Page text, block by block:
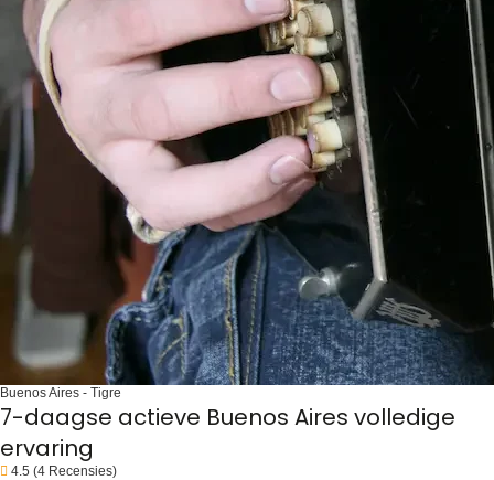
Buenos Aires - Tigre
7-daagse actieve Buenos Aires volledige
ervaring
4.5 (4 Recensies)